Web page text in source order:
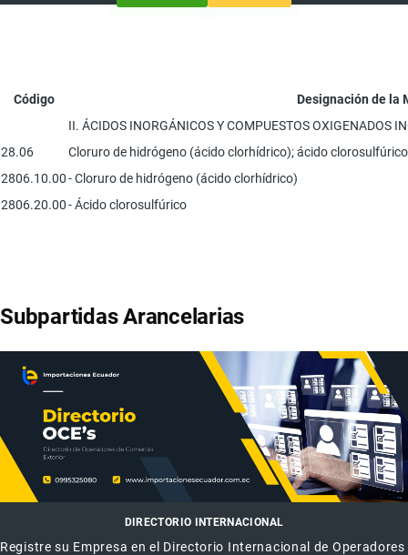
Código
Designación de la
II. ÁCIDOS INORGÁNICOS Y COMPUESTOS OXIGENADOS
28.06
Cloruro de hidrógeno (ácido clorhídrico); ácido
2806.10.00- Cloruro de hidrógeno (ácido clorhídrico)
2806.20.00- Ácido clorosulfúrico
Subpartidas Arancelarias
DIRECTORIO INTERNACIONAL
Registre su Empresa en el Directorio Internacional de Operadores